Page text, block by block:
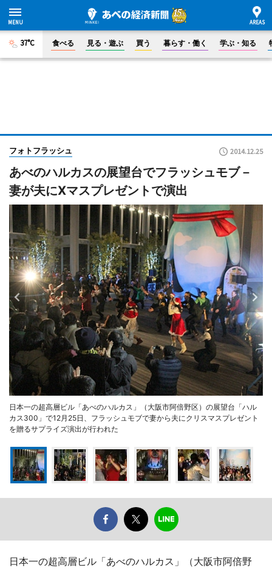
37°C 食べる 見る・遊ぶ 買う 暮らす・働く 学ぶ・知る
フォトフラッシュ 2014.12.25
あべのハルカスの展望台でフラッシュモブ－
妻が夫にXマスプレゼントで演出
日本一の超高層ビル「あべのハルカス」（大阪市阿倍野区）の展望台「ハル
カス300」で12月25日、フラッシュモブで妻から夫にクリスマスプレゼント
を贈るサプライズ演出が行われた
日本一の超高層ビル「あべのハルカス」（大阪市阿倍野